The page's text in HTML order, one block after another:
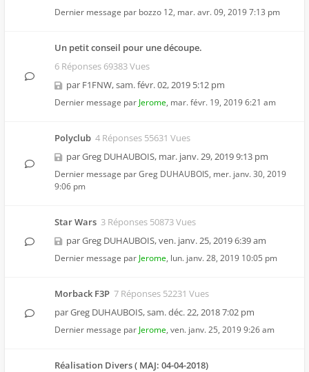
Dernier message par bozzo 12, mar. avr. 09, 2019 7:13 pm
Un petit conseil pour une découpe.
6 Réponses 69383 Vues
par F1FNW,sam. févr. 02, 2019 5:12 pm
Dernier message par Jerome, mar. févr. 19, 2019 6:21 am
Polyclub 4 Réponses 55631 Vues
parGreg DUHAUBOIS, mar. janv. 29, 2019 9:13 pm
Dernier message parGreg DUHAUBOIS, mer. janv. 30, 2019
9:06 pm
Star Wars 3 Réponses 50873 Vues
parGreg DUHAUBOIS,ven. janv. 25, 2019 6:39 am
Dernier message par Jerome, lun. janv. 28, 2019 10:05 pm
Morback F3P 7 Réponses 52231 Vues
parGreg DUHAUBOIS,sam. déc. 22, 2018 7:02 pm
Dernier message par Jerome, ven. janv. 25, 2019 9:26 am
Réalisation Divers ( MAJ: 04-04-2018)